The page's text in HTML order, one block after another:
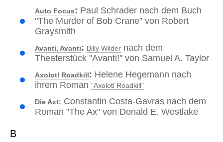
Auto Focus: Paul Schrader nach dem Buch
"The Murder of Bob Crane" von Robert
Graysmith
Avanti, Avanti: Billy Wilder nach dem
Theaterstück "Avanti!" von Samuel A. Taylor
Axolotl Roadkill: Helene Hegemann nach
ihrem Roman "Axolotl Roadkill"
Die Axt: Constantin Costa-Gavras nach dem
Roman "The Ax" von Donald E. Westlake
B